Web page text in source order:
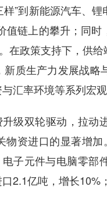
”到新能源汽车、
值链上的攀升；同
在政策支持下，供
质生产力发展战略
汇率环境等系列宏
级双轮驱动，拉动
资进口的显著增
子元件与电脑零部
2.1亿吨，增长10%